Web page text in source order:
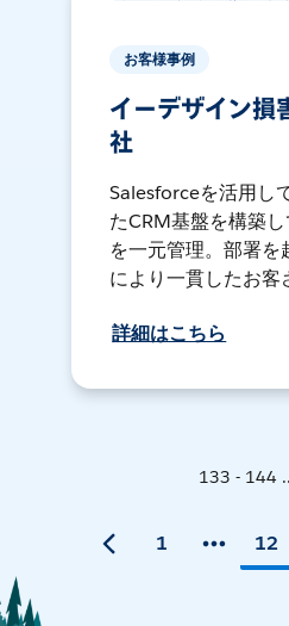
お客様事例
イーデザイン損
社
Salesforceを活用し
たCRM基盤を構築
を一元管理。部署を
により一貫したお客
詳細はこちら
133 - 144
1 12